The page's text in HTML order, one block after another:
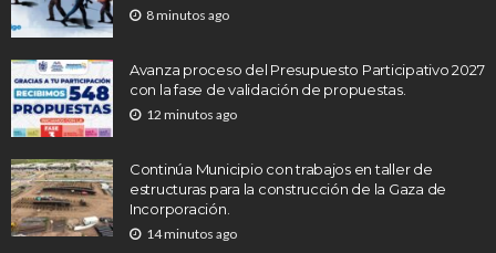
8 minutos ago
Avanza proceso del Presupuesto Participativo 2027
con la fase de validación de propuestas.
12 minutos ago
Continúa Municipio con trabajos en taller de
estructuras para la construcción de la Gaza de
Incorporación.
14 minutos ago